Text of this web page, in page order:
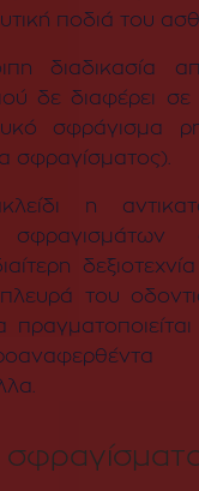
ποδιά του
διαδικασία
δε διαφέρει
σφράγισμα
σφραγίσματος).
η
του